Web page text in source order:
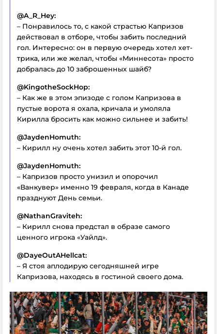
@A_R_Hey:
– Понравилось то, с какой страстью Капризов
действовал в отборе, чтобы забить последний
гол. Интересно: он в первую очередь хотел хет-
трика, или же желал, чтобы «Миннесота» просто
добралась до 10 заброшенных шайб?
@KingotheSockHop:
– Как же в этом эпизоде с голом Капризова в
пустые ворота я охала, кричала и умоляла
Кирилла бросить как можно сильнее и забить!
@JaydenHomuth:
– Кирилл ну очень хотел забить этот 10-й гол.
@JaydenHomuth:
– Капризов просто унизил и опорочил
«Ванкувер» именно 19 февраля, когда в Канаде
празднуют День семьи.
@NathanGraviteh:
– Кирилл снова предстал в образе самого
ценного игрока «Уайлд».
@DayeOutAHellcat:
– Я стоя аплодирую сегодняшней игре
Капризова, находясь в гостиной своего дома.